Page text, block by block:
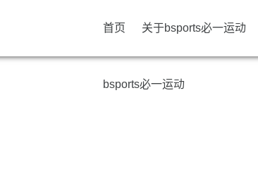
首页 关于bsports必一运动
bsports必一运动